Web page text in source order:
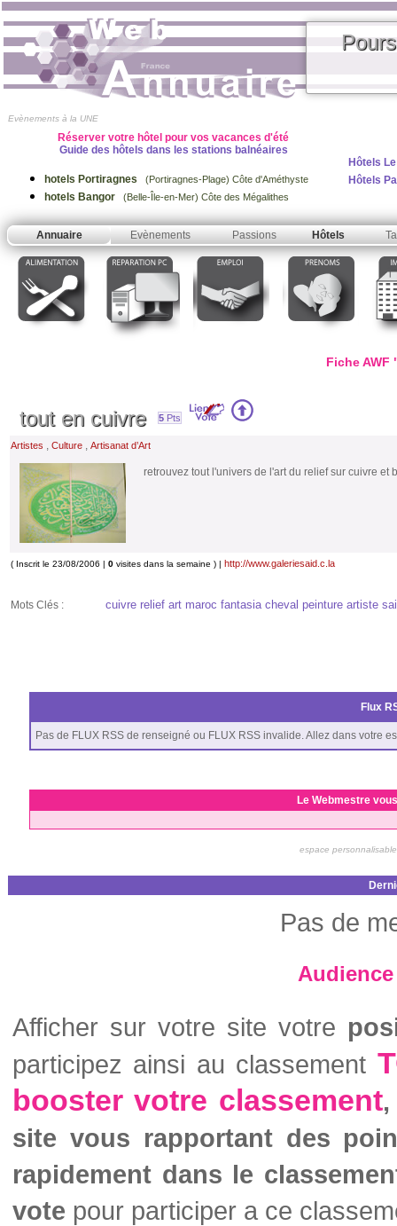
Evènements à la UNE
Réserver votre hôtel pour vos vacances d'été
Guide des hôtels dans les stations balnéaires
hotels Portiragnes (Portiragnes-Plage) Côte d'Améthyste
hotels Bangor (Belle-Île-en-Mer) Côte des Mégalithes
Hôtels
Hôtels
Annuaire Evènements Passions Hôtels
Fiche
tout en cuivre 5 Pts
Artistes , Culture , Artisanat d’Art
retrouvez tout l'univers de l'art du relief sur cuivre et
( Inscrit le 23/08/2006 | 0 visites dans la semaine ) | http://www.galeriesaid.c.la
Mots Clés : cuivre relief art maroc fantasia cheval peinture artiste
Flux
Pas de FLUX RSS de renseigné ou FLUX RSS invalide. Allez dans votre
Le Webmestre
espace
Pas de
Afficher sur votre site votre
participez ainsi au classement
booster votre classement,
site vous rapportant des
rapidement dans le
vote pour participer a ce